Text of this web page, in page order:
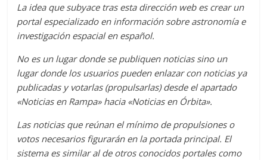
La idea que subyace tras esta dirección web es crear un
portal especializado en información sobre astronomía e
investigación espacial en español.
No es un lugar donde se publiquen noticias sino un
lugar donde los usuarios pueden enlazar con noticias ya
publicadas y votarlas (propulsarlas) desde el apartado
«Noticias en Rampa» hacia «Noticias en Órbita».
Las noticias que reúnan el mínimo de propulsiones o
votos necesarios figurarán en la portada principal. El
sistema es similar al de otros conocidos portales como